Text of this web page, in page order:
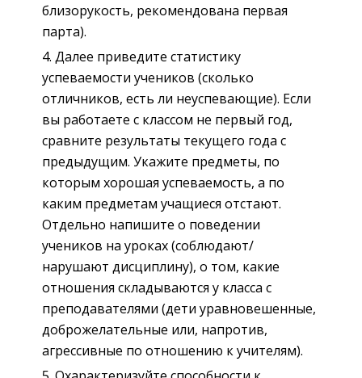
близорукость, рекомендована первая
парта).
Далее приведите статистику
успеваемости учеников (сколько
отличников, есть ли неуспевающие). Если
вы работаете с классом не первый год,
сравните результаты текущего года с
предыдущим. Укажите предметы, по
которым хорошая успеваемость, а по
каким предметам учащиеся отстают.
Отдельно напишите о поведении
учеников на уроках (соблюдают/
нарушают дисциплину), о том, какие
отношения складываются у класса с
преподавателями (дети уравновешенные,
доброжелательные или, напротив,
агрессивные по отношению к учителям).